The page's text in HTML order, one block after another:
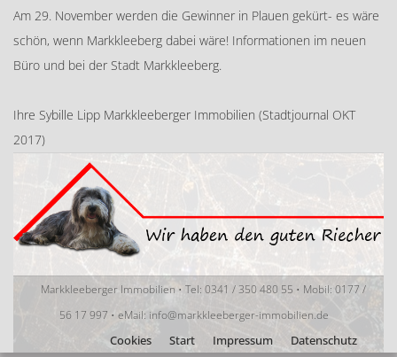
Am 29. November werden die Gewinner in Plauen gekürt- es wäre
schön, wenn Markkleeberg dabei wäre! Informationen im neuen
Büro und bei der Stadt Markkleeberg.
Ihre Sybille Lipp Markkleeberger Immobilien (Stadtjournal OKT
2017)
Markkleeberger Immobilien • Tel: 0341 / 350 480 55 • Mobil: 0177 /
56 17 997 • eMail: info@markkleeberger-immobilien.de
Cookies Start Impressum Datenschutz